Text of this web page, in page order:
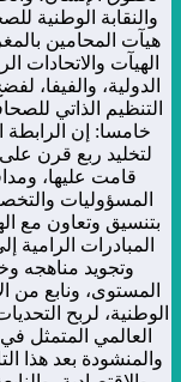
والنقابة الوطنية
هيآت المحامين
الهيآت والاتحادات
الدولية، والفيفا،
التنظيم الذاتي
خامسا: إن الرابطة
لتخليد ربع قرن
قامت عليها،
المسؤوليات
بتنسيق وتعاون مع
المبادرات الرامية
وتجويد مناهجه
المستوى، ونابع من
الوطنية، لربح
والمنشودة بعد هذا